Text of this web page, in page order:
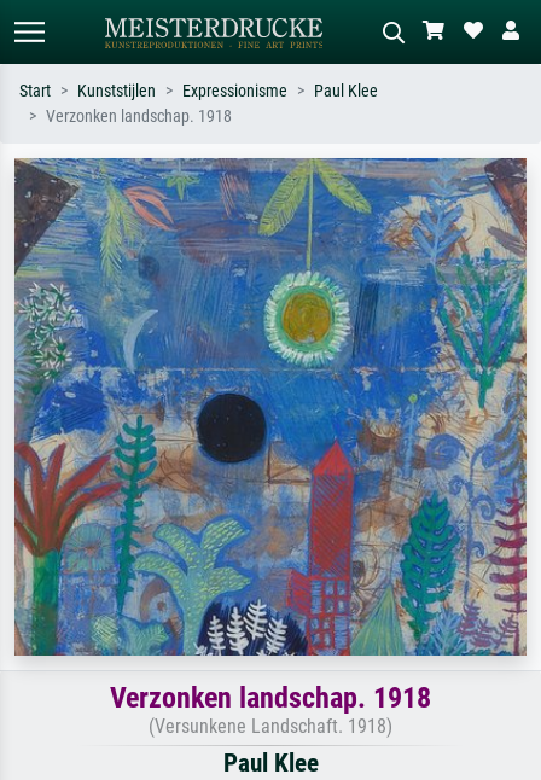
Zoek op kunstenaar, titel of stijl – bijv.
Monet, Sterrennacht, impressionisme,
Hokusai-golf, naakt.
Beschrijf de scène – bijv. groene
weide, abstract met veel rood, donker
olieverfschilderij, staand naakt naast
een boom.
Start Kunststijlen Expressionisme
Paul Klee
Verzonken landschap. 1918
Verzonken landschap. 1918
(Versunkene Landschaft. 1918)
Paul Klee